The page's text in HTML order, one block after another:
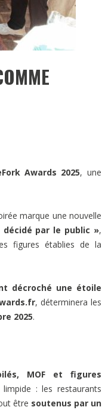
Awards 2025, une
marque une nouvelle
décidé par le public »,
figures établies de la
décroché une étoile
, déterminera les
2025.
MOF et figures
: les restaurants
être soutenus par un